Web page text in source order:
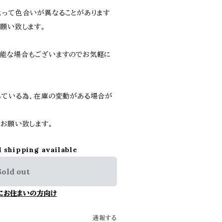
て色合いが異なることがあります
い致します。
な場合もございますのでお気軽に
いる為、在庫の変動がある場合が
願い致します。
shipping available
out
お住まいの方向け
通報する